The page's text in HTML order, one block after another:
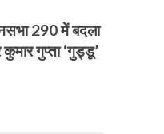
290 में बदला
गुप्ता ‘गुड्डू’